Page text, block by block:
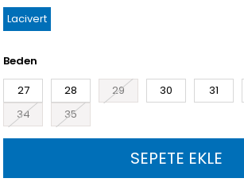
Lacivert
Beden
27
28 29 30 31
34
35